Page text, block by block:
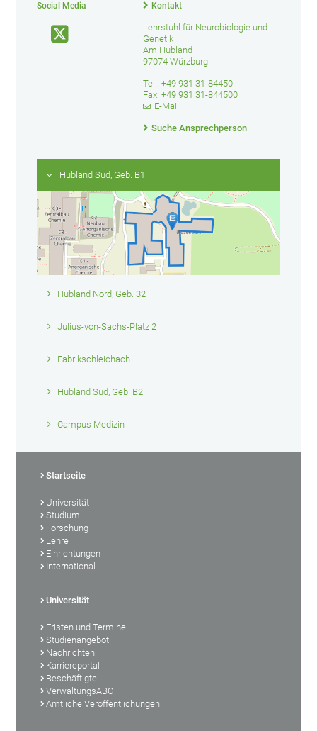
Social Media Kontakt
Lehrstuhl für Neurobiologie und
Genetik
Am Hubland
97074 Würzburg
Tel.: +49 931 31-84450
Fax: +49 931 31-844500
E-Mail
Suche Ansprechperson
Hubland Süd, Geb. B1
Hubland Nord, Geb. 32
Julius-von-Sachs-Platz 2
Fabrikschleichach
Hubland Süd, Geb. B2
Campus Medizin
Startseite
Universität
Studium
Forschung
Lehre
Einrichtungen
International
Universität
Fristen und Termine
Studienangebot
Nachrichten
Karriereportal
Beschäftigte
VerwaltungsABC
Amtliche Veröffentlichungen